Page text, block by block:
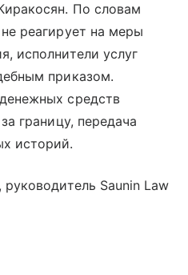
По словам
реагирует на меры
исполнители услуг
приказом.
средств
границу, передача
историй.
Saunin Law